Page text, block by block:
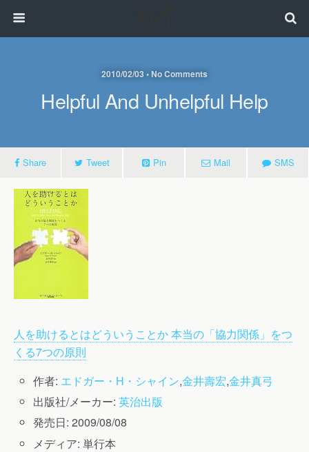
2010/02/03 • No Comments
Helpful And Unhelpful Help
Share Tweet Pin Mail SMS
人を助けるとはどういうことか 本当の「協力関係」をつ
くる7つの原則
作者: エドガー・H・シャイン,金井壽宏,金井真弓
出版社/メーカー: 英治出版
発売日: 2009/08/08
メディア: 単行本